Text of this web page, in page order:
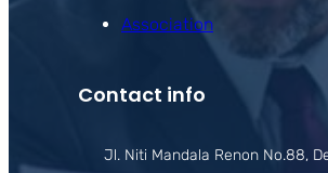
Association
Contact info
Jl. Niti Mandala Renon No.88,